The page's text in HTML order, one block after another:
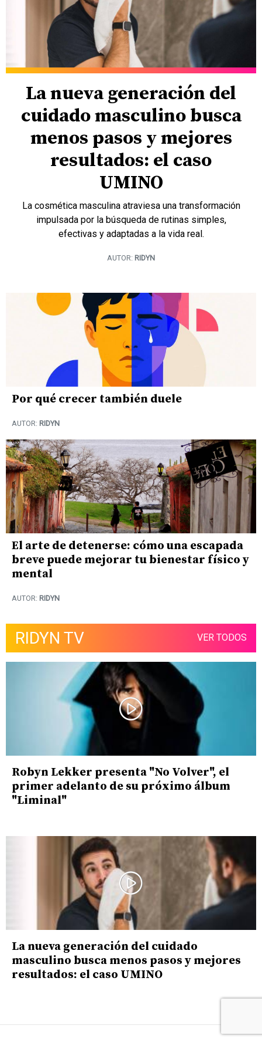
Por qué crecer también duele
AUTOR: RIDYN
El arte de detenerse: cómo una escapada
breve puede mejorar tu bienestar físico y
mental
AUTOR: RIDYN
La nueva generación del
cuidado masculino busca
menos pasos y mejores
resultados: el caso
UMINO
La cosmética masculina atraviesa una transformación
impulsada por la búsqueda de rutinas simples,
efectivas y adaptadas a la vida real.
AUTOR: RIDYN
RIDYN TV VER TODOS
Robyn Lekker presenta "No Volver", el
primer adelanto de su próximo álbum
"Liminal"
La nueva generación del cuidado
masculino busca menos pasos y mejores
resultados: el caso UMINO